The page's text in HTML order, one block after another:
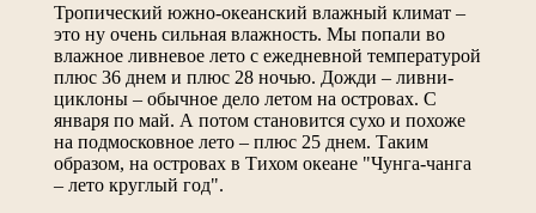
Тропический южно-океанский влажный климат –
это ну очень сильная влажность. Мы попали во
влажное ливневое лето с ежедневной температурой
плюс 36 днем и плюс 28 ночью. Дожди – ливни-
циклоны – обычное дело летом на островах. С
января по май. А потом становится сухо и похоже
на подмосковное лето – плюс 25 днем. Таким
образом, на островах в Тихом океане "Чунга-чанга
– лето круглый год".